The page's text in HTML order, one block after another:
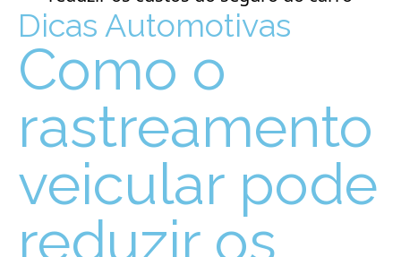
Dicas Automotivas
Como o
rastreamento
veicular pode
reduzir os